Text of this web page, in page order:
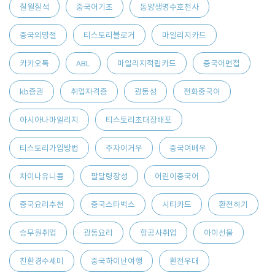
칠월칠석 중국어기초 동양생명수호천사
중국의명절 티스토리블로거 마일리지카드
카카오톡 ABL 마일리지적립카드 중국어면접
kb증권 취업자격증 광동성 전화중국어
아시아나마일리지 티스토리초대장배포
티스토리가입방법 주자이거우 중국여배우
차이나유니콤 팔달령장성 어린이중국어
중국요리추천 중국스타벅스 시티카드 환전하기
승무원취업 광동요리 항공사취업 아이선물
친환경수세미 중국하이난여행 환전우대